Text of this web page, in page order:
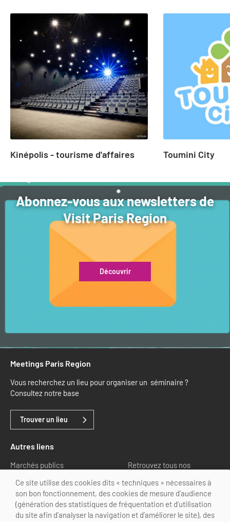
Kinépolis - tourisme d'affaires Toumini City
Abonnez-vous aux newsletters de
Visit Paris Region
Découvrir
Meetings Paris Region
Vous recherchez un lieu pour organiser un séminaire ?
Consultez notre base
Trouver un lieu
Autres liens
Marchés publics
Retrouvez tous nos
Nous suivre
Ce site utilise des cookies dits « techniques » nécessaires à
son bon fonctionnement, des cookies de mesure d’audience
(génération des statistiques de fréquentation et d’utilisation
du site afin d’analyser la navigation et d’améliorer le site), des